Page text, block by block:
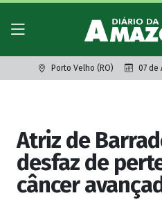
Porto Velho (RO) 07 de
Atriz de
desfaz de
câncer